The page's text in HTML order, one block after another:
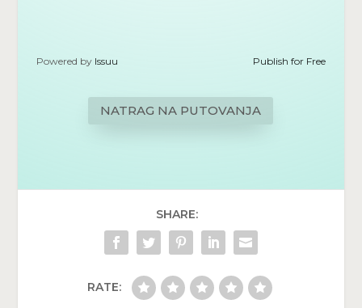
Powered by Issuu Publish for Free
NATRAG NA PUTOVANJA
SHARE:
RATE: